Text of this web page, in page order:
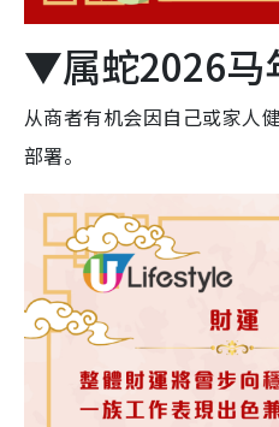
▼属蛇2026
从商者有机会因自己或家人
部署。